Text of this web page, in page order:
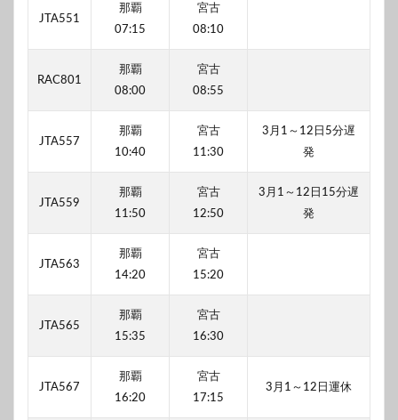
JTA551
那覇
07:15
宮古
08:10
RAC801
那覇
08:00
宮古
08:55
JTA557
那覇
10:40
宮古
11:30
3月1～12日5分遅
発
JTA559
那覇
11:50
宮古
12:50
3月1～12日15分遅
発
JTA563
那覇
14:20
宮古
15:20
JTA565
那覇
15:35
宮古
16:30
JTA567
那覇
16:20
宮古
17:15
3月1～12日運休